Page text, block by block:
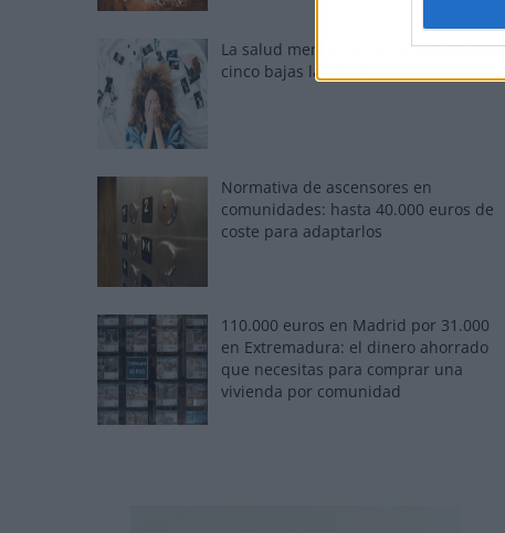
La salud mental ya causa una de cada
cinco bajas laborales
Normativa de ascensores en
comunidades: hasta 40.000 euros de
coste para adaptarlos
110.000 euros en Madrid por 31.000
en Extremadura: el dinero ahorrado
que necesitas para comprar una
vivienda por comunidad